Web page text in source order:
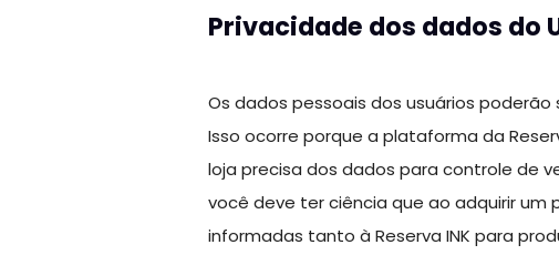
Privacidade dos dados do
Os dados pessoais dos usuários
Isso ocorre porque a plataforma da
loja precisa dos dados para controle de
você deve ter ciência que ao adquirir
informadas tanto à Reserva INK para